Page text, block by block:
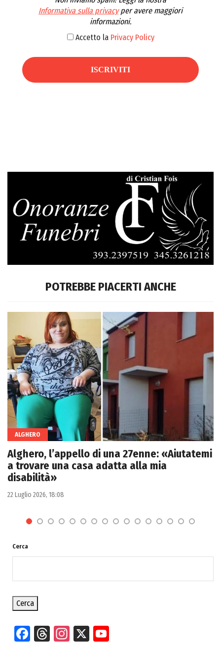
Informativa sulla privacyper avere maggiori
informazioni.
Accetto la Privacy Policy
POTREBBE PIACERTI ANCHE
ALGHERO
Alghero, l’appello di una 27enne: «Aiutatemi
a trovare una casa adatta alla mia
disabilità»
22 Luglio 2026, 18:08
Cerca
Cerca
Facebook
Threads
Instagram
X